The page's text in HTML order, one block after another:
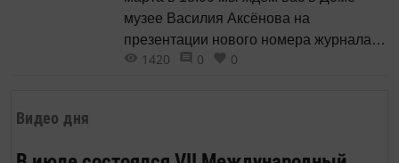
Видео дня
музее Василия Аксёнова на
презентации нового номера журнала
«Казань». Вход на мероприятие
1420 0 0